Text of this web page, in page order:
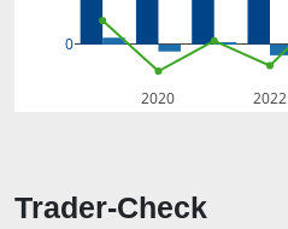
2020 2022
0
Trader-Check